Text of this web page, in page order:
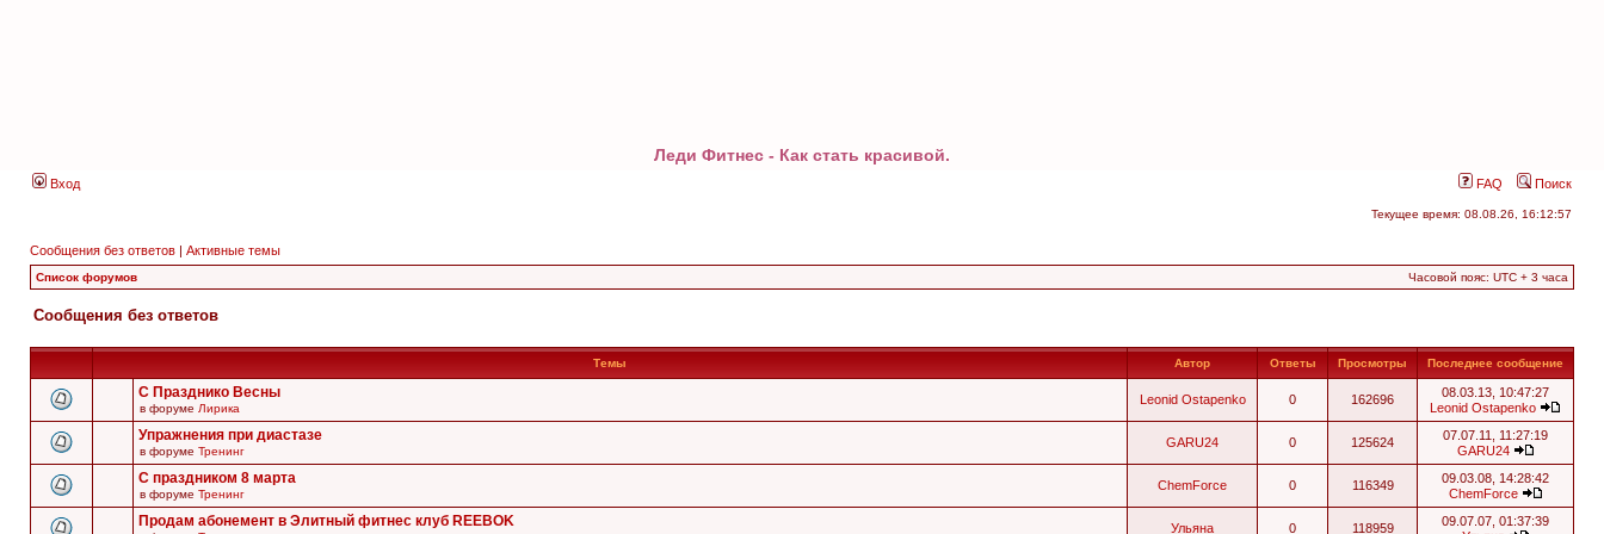
Леди Фитнес - Как стать красивой.
Вход FAQ Поиск
Текущее время: 08.08.26, 16:12:57
Сообщения без ответов | Активные темы
Список форумов Часовой пояс: UTC + 3 часа
Сообщения без ответов
Темы Автор Ответы Просмотры Последнее сообщение
С Празднико Весны
в форуме Лирика
Leonid Ostapenko 0 162696
08.03.13, 10:47:27
Leonid Ostapenko
Упражнения при диастазе
в форуме Тренинг
GARU24 0 125624
07.07.11, 11:27:19
GARU24
С праздником 8 марта
в форуме Тренинг
ChemForce 0 116349
09.03.08, 14:28:42
ChemForce
Продам абонемент в Элитный фитнес клуб REEBOK Ульяна 0 118959
09.07.07, 01:37:39